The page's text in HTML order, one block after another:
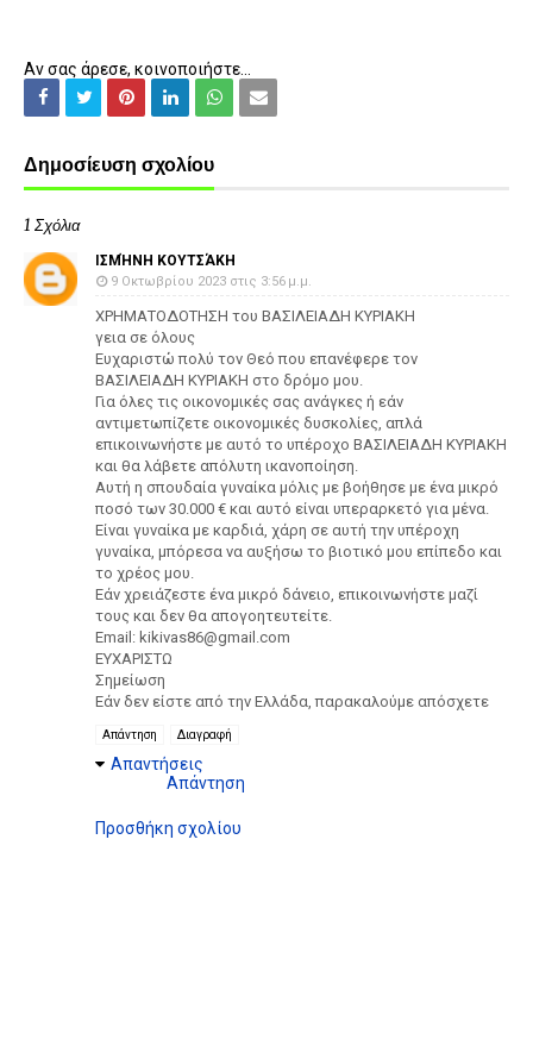
Αν σας άρεσε, κοινοποιήστε...
Δημοσίευση σχολίου
1 Σχόλια
ΙΣΜΉΝΗ ΚΟΥΤΣΆΚΗ
9 Οκτωβρίου 2023 στις 3:56 μ.μ.
ΧΡΗΜΑΤΟΔΟΤΗΣΗ του ΒΑΣΙΛΕΙΑΔΗ ΚΥΡΙΑΚΗ
γεια σε όλους
Ευχαριστώ πολύ τον Θεό που επανέφερε τον
ΒΑΣΙΛΕΙΑΔΗ ΚΥΡΙΑΚΗ στο δρόμο μου.
Για όλες τις οικονομικές σας ανάγκες ή εάν
αντιμετωπίζετε οικονομικές δυσκολίες, απλά
επικοινωνήστε με αυτό το υπέροχο ΒΑΣΙΛΕΙΑΔΗ ΚΥΡΙΑΚΗ
και θα λάβετε απόλυτη ικανοποίηση.
Αυτή η σπουδαία γυναίκα μόλις με βοήθησε με ένα μικρό
ποσό των 30.000 € και αυτό είναι υπεραρκετό για μένα.
Είναι γυναίκα με καρδιά, χάρη σε αυτή την υπέροχη
γυναίκα, μπόρεσα να αυξήσω το βιοτικό μου επίπεδο και
το χρέος μου.
Εάν χρειάζεστε ένα μικρό δάνειο, επικοινωνήστε μαζί
τους και δεν θα απογοητευτείτε.
Email: kikivas86@gmail.com
ΕΥΧΑΡΙΣΤΩ
Σημείωση
Εάν δεν είστε από την Ελλάδα, παρακαλούμε απόσχετε
Απάντηση Διαγραφή
Απαντήσεις
Απάντηση
Προσθήκη σχολίου